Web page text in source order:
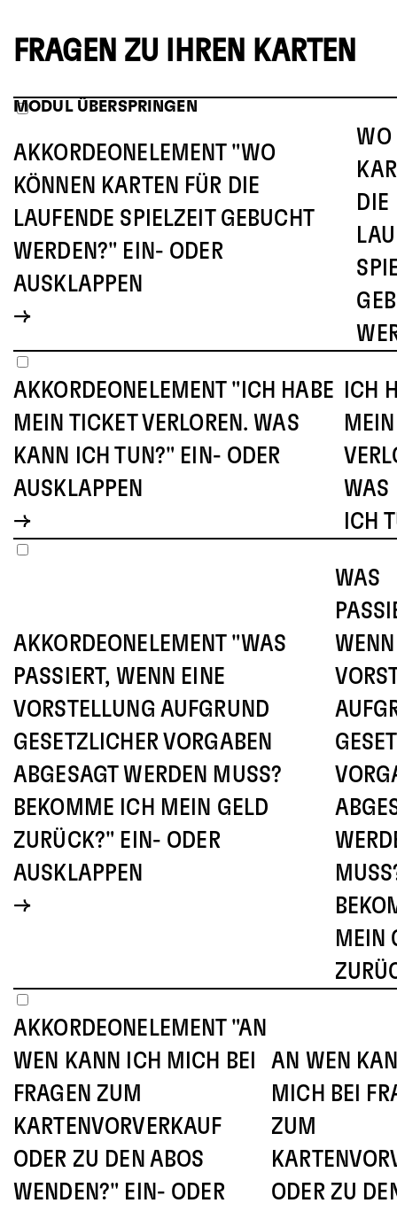
FRAGEN ZU IHREN KARTEN
MODUL ÜBERSPRINGEN
WO
DIE
AKKORDEONELEMENT "WO
KÖNNEN KARTEN FÜR DIE
LAUFENDE SPIELZEIT GEBUCHT
WERDEN?" EIN- ODER
AUSKLAPPEN
ICH
WAS
ICH
AKKORDEONELEMENT "ICH HABE
MEIN TICKET VERLOREN. WAS
KANN ICH TUN?" EIN- ODER
AUSKLAPPEN
WAS
MEIN
AKKORDEONELEMENT "WAS
PASSIERT, WENN EINE
VORSTELLUNG AUFGRUND
GESETZLICHER VORGABEN
ABGESAGT WERDEN MUSS?
BEKOMME ICH MEIN GELD
ZURÜCK?" EIN- ODER
AUSKLAPPEN
AN WEN
MICH BEI
ZUM
ODER ZU
AKKORDEONELEMENT "AN
WEN KANN ICH MICH BEI
FRAGEN ZUM
KARTENVORVERKAUF
ODER ZU DEN ABOS
WENDEN?" EIN- ODER